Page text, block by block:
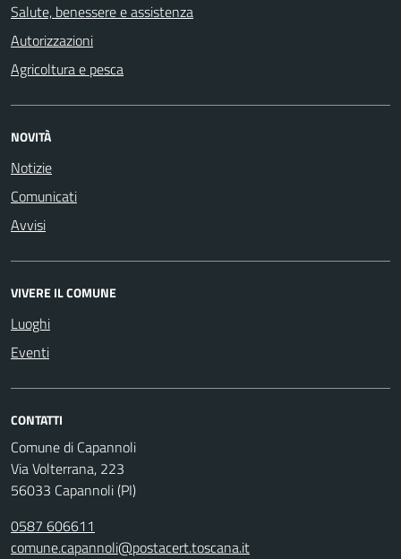
Salute, benessere e assistenza
Autorizzazioni
Agricoltura e pesca
NOVITÀ
Notizie
Comunicati
Avvisi
VIVERE IL COMUNE
Luoghi
Eventi
CONTATTI
Comune di Capannoli
Via Volterrana, 223
56033 Capannoli (PI)
0587 606611
comune.capannoli@postacert.toscana.it